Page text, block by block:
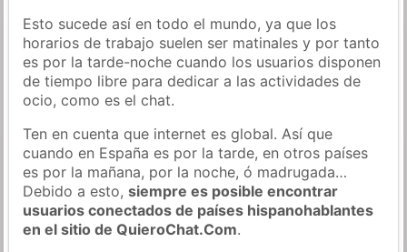
Esto sucede así en todo el mundo, ya que los
horarios de trabajo suelen ser matinales y por tanto
es por la tarde-noche cuando los usuarios disponen
de tiempo libre para dedicar a las actividades de
ocio, como es el chat.
Ten en cuenta que internet es global. Así que
cuando en España es por la tarde, en otros países
es por la mañana, por la noche, ó madrugada…
Debido a esto,siempre es posible encontrar
usuarios conectados de países hispanohablantes
en el sitio de QuieroChat.Com.